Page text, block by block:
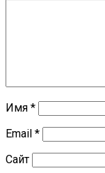
Имя *
Email *
Сайт